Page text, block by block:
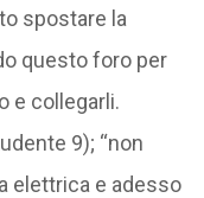
spostare la
questo foro per
e collegarli.
9); “non
elettrica e adesso